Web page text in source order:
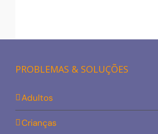
PROBLEMAS & SOLUÇÕES
Adultos
Crianças